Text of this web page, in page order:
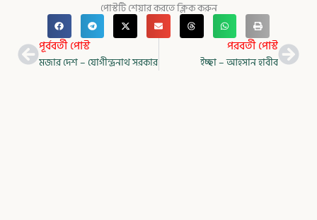
পোস্টটি শেয়ার করতে ক্লিক করুন
Prevপূর্ববর্তী পোস্ট
মজার দেশ – যোগীন্দ্রনাথ সরকার
পরবর্তী পোস্ট
ইচ্ছা – আহসান হাবীব